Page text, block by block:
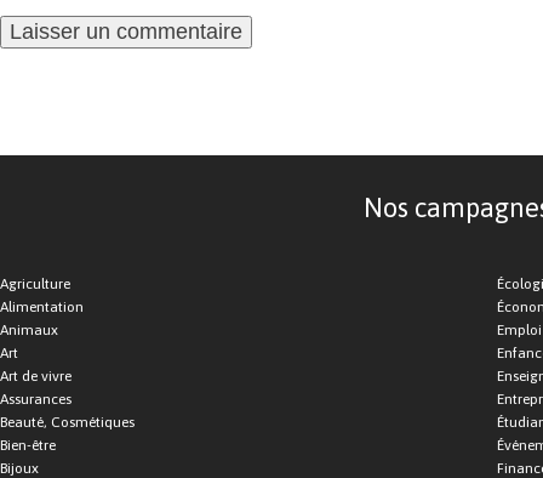
Nos
Agriculture
Alimentation
Animaux
Art
Art de vivre
Assurances
Beauté, Cosmétiques
Bien-être
Bijoux
Emploi